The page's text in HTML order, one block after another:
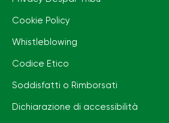
Cookie Policy
Whistleblowing
Codice Etico
Soddisfatti o Rimborsati
Dichiarazione di accessibilità